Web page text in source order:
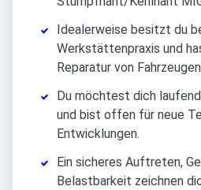
Idealerweise besitzt du
Werkstättenpraxis und
Reparatur von
Du möchtest dich
und bist offen für neue
Entwicklungen.
Ein sicheres Auftreten,
Belastbarkeit zeichnen